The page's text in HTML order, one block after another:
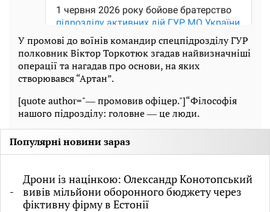
У промові до воїнів командир спецпідрозділу ГУР
полковник Віктор Торкотюк згадав найвизначніші
операції та нагадав про основи, на яких
створювався “Артан”.
[quote author="― промовив офіцер."]“Філософія
нашого підрозділу: головне ― це люди.
Популярні новини зараз
Дрони із націнкою: Олександр Конотопський
вивів мільйони оборонного бюджету через
фіктивну фірму в Естонії